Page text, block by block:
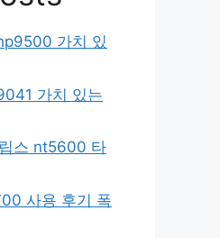
가치 있
가치 있는
스 nt5600 타
사용 후기 폭